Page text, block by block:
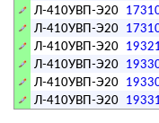
Л-410УВП-Э20
Л-410УВП-Э20
Л-410УВП-Э20
Л-410УВП-Э20
Л-410УВП-Э20
Л-410УВП-Э20